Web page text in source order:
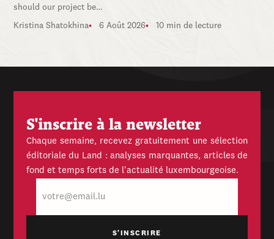
should our project be…
Kristina Shatokhina 6 Août 2026 10 min de lecture
S'inscrire à la newsletter
Chaque semaine, recevez gratuitement une sélection
éditoriale du Land : analyses marquantes, articles de
fond et temps forts de l'actualité luxembourgeoise.
mail